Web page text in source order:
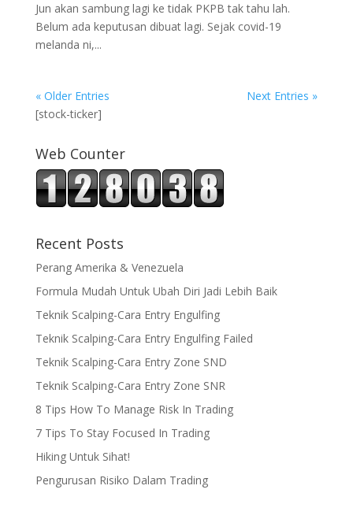
Jun akan sambung lagi ke tidak PKPB tak tahu lah.
Belum ada keputusan dibuat lagi. Sejak covid-19
melanda ni,...
« Older Entries
Next Entries »
[stock-ticker]
Web Counter
Recent Posts
Perang Amerika & Venezuela
Formula Mudah Untuk Ubah Diri Jadi Lebih Baik
Teknik Scalping-Cara Entry Engulfing
Teknik Scalping-Cara Entry Engulfing Failed
Teknik Scalping-Cara Entry Zone SND
Teknik Scalping-Cara Entry Zone SNR
8 Tips How To Manage Risk In Trading
7 Tips To Stay Focused In Trading
Hiking Untuk Sihat!
Pengurusan Risiko Dalam Trading